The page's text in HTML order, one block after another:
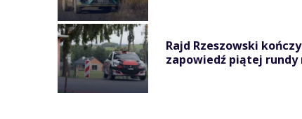
Rajd Rzeszowski
zapowiedź piątej